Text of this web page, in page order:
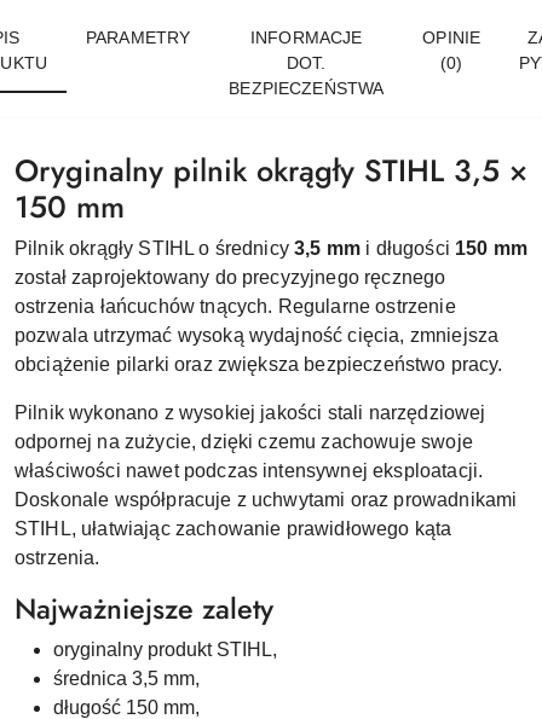
PARAMETRY
INFORMACJE
DOT.
BEZPIECZEŃSTWA
OPINIE
(0)
Oryginalny pilnik okrągły STIHL 3,5 ×
150 mm
Pilnik okrągły STIHL o średnicy3,5 mm i długości 150 mm
został zaprojektowany do precyzyjnego ręcznego
ostrzenia łańcuchów tnących. Regularne ostrzenie
pozwala utrzymać wysoką wydajność cięcia, zmniejsza
obciążenie pilarki oraz zwiększa bezpieczeństwo pracy.
Pilnik wykonano z wysokiej jakości stali narzędziowej
odpornej na zużycie, dzięki czemu zachowuje swoje
właściwości nawet podczas intensywnej eksploatacji.
Doskonale współpracuje z uchwytami oraz prowadnikami
STIHL, ułatwiając zachowanie prawidłowego kąta
ostrzenia.
Najważniejsze zalety
oryginalny produkt STIHL,
średnica 3,5 mm,
długość 150 mm,